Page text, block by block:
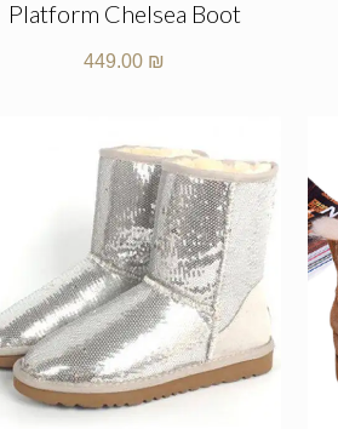
Platform Chelsea Boot
449.00 ₪